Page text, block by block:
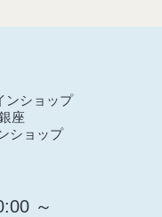
ンショップ
座
ショップ
～